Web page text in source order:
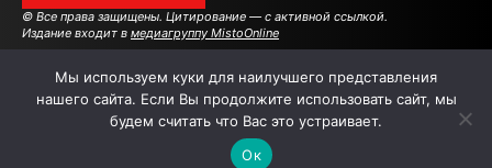
© Все права защищены. Цитирование — с активной ссылкой.
Издание входит в медиагруппу MistoOnline
АВТОРЫ РЕКЛАМА НА САЙТЕ
Мы используем куки для наилучшего представления
нашего сайта. Если Вы продолжите использовать сайт, мы
будем считать что Вас это устраивает.
Ок